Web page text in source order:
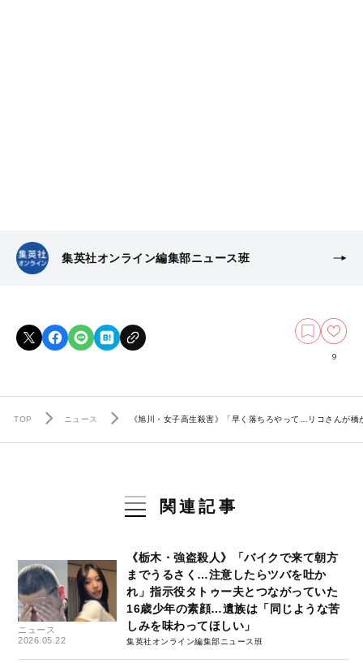
集英社オンライン編集部ニュース班
9
TOP ニュース 《旭川・女子高生殺害》「早く落ちろやって…リコさんが
関連記事
ニュース
2026.05.22
《栃木・強盗殺人》「バイクで来て朝方
までうるさく…注意したらツバを吐か
れ」指示役タトゥー夫とつながっていた
16歳少年の素顔…遺族は「同じような苦
しみを味わってほしい」
集英社オンライン編集部ニュース班